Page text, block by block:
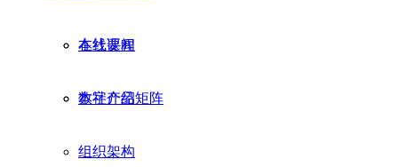
在线课程
数字产品矩阵
本社要闻
本社介绍
组织架构